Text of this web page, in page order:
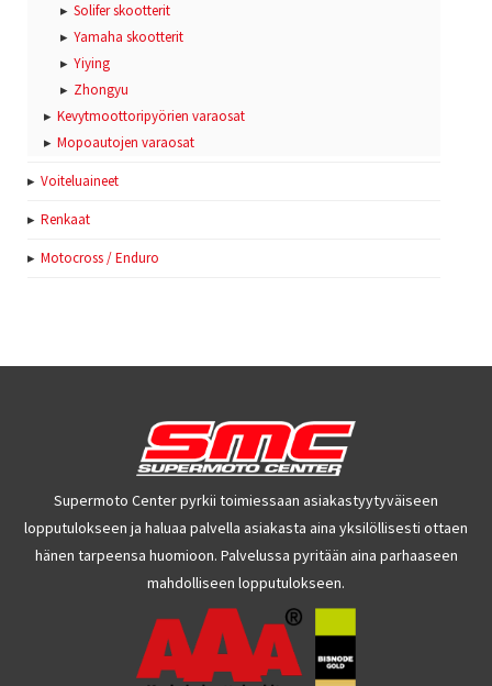
Solifer skootterit
Yamaha skootterit
Yiying
Zhongyu
Kevytmoottoripyörien varaosat
Mopoautojen varaosat
Voiteluaineet
Renkaat
Motocross / Enduro
Supermoto Center pyrkii toimiessaan asiakastyytyväiseen
lopputulokseen ja haluaa palvella asiakasta aina yksilöllisesti ottaen
hänen tarpeensa huomioon. Palvelussa pyritään aina parhaaseen
mahdolliseen lopputulokseen.